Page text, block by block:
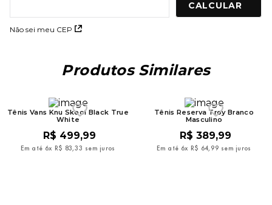
Não sei meu CEP
Produtos Similares
Tênis Vans Knu Skool Black True
White
R$ 499,99
Em até 6x R$ 83,33 sem juros
Tênis Reserva Troy Branco
Masculino
R$ 389,99
Em até 6x R$ 64, 99 sem juros